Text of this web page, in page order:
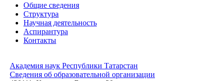
Общие сведения
Структура
Научная деятельность
Аспирантура
Контакты
Академия наук Республики Татарстан
Сведения об образовательной организации